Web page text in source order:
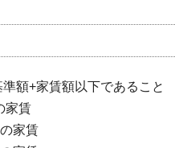
額+家賃額以下であること
家賃
家賃